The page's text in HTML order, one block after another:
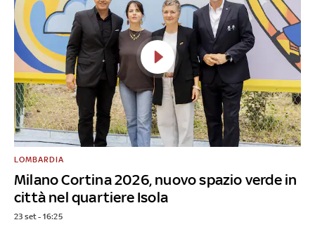
Milano Cortina 2026, nuovo spazio verde in
città nel quartiere Isola
LOMBARDIA
23 set - 16:25